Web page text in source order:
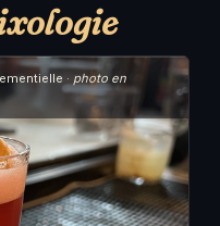
· photo en